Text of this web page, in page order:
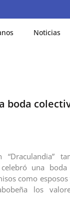
Noticias
boda
una
como
los